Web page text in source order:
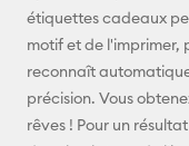
étiquettes cadeaux
motif et de l'imprimer,
reconnaît
précision. Vous
rêves ! Pour un